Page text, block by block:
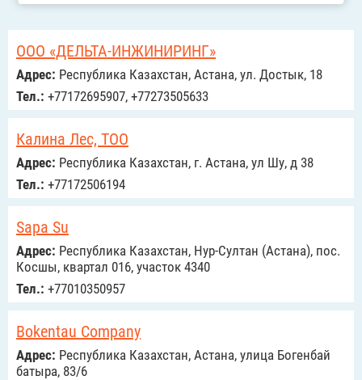
ООО «ДЕЛЬТА-ИНЖИНИРИНГ»
Адрес: Республика Казахстан, Астана, ул. Достык, 18
Тел.: +77172695907, +77273505633
Калина Лес, ТОО
Адрес: Республика Казахстан, г. Астана, ул Шу, д 38
Тел.: +77172506194
Sapa Su
Адрес: Республика Казахстан, Нур-Султан (Астана), пос.
Косшы, квартал 016, участок 4340
Тел.: +77010350957
Bokentau Company
Адрес: Республика Казахстан, Астана, улица Богенбай
батыра, 83/6